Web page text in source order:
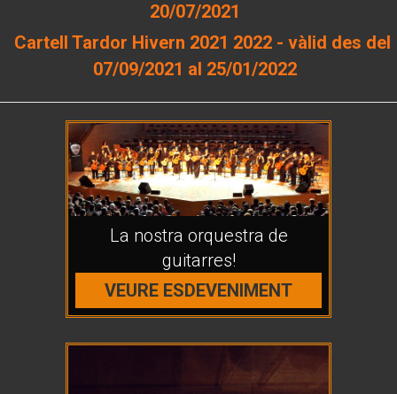
20/07/2021
Cartell Tardor Hivern 2021 2022 - vàlid des del
07/09/2021 al 25/01/2022
La nostra orquestra de
guitarres!
VEURE ESDEVENIMENT